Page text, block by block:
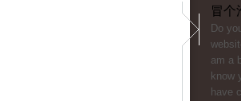
冒个
Do
am a
know
have